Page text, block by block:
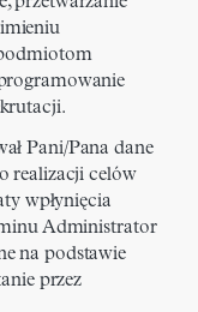
Pani/Pana dane
realizacji celów
wpłynięcia
Administrator
na podstawie
przez